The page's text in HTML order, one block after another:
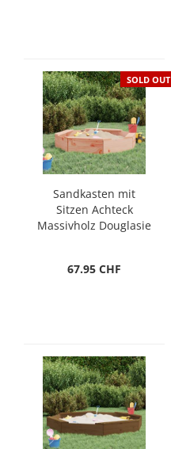
SOLD OUT
Sandkasten mit
Sitzen Achteck
Massivholz Douglasie
67.95 CHF